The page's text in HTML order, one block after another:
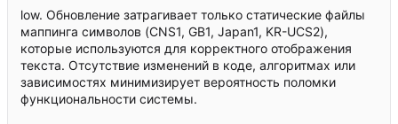
low. Обновление затрагивает только статические файлы
маппинга символов (CNS1, GB1, Japan1, KR-UCS2),
которые используются для корректного отображения
текста. Отсутствие изменений в коде, алгоритмах или
зависимостях минимизирует вероятность поломки
функциональности системы.